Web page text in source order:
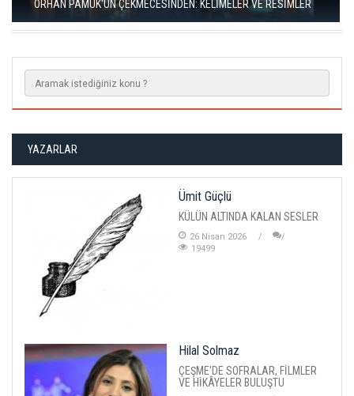
RIZA SÖNMEZ: ‘ANADOLU, SANILDIĞINDAN ÇOK DAHA VEGAN"
YAZARLAR
Ümit Güçlü
KÜLÜN ALTINDA KALAN SESLER
26 Nisan 2026
19499
Hilal Solmaz
ÇEŞME'DE SOFRALAR, FİLMLER
VE HİKÂYELER BULUŞTU